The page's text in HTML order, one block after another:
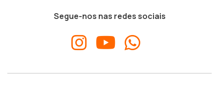
Segue-nos nas redes sociais